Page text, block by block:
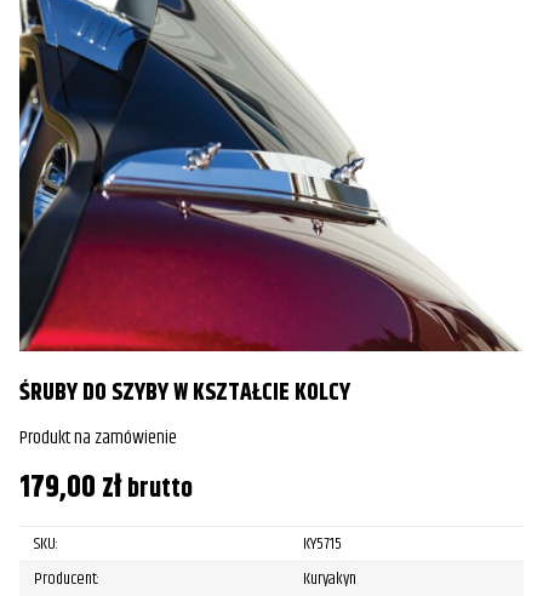
ŚRUBY DO SZYBY W KSZTAŁCIE KOLCY
Produkt na zamówienie
179,00złbrutto
SKU:
KY5715
Producent:
Kuryakyn